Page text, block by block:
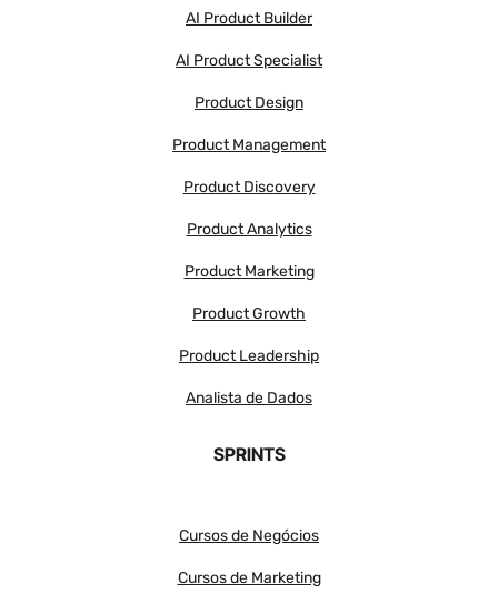
AI Product Builder
AI Product Specialist
Product Design
Product Management
Product Discovery
Product Analytics
Product Marketing
Product Growth
Product Leadership
Analista de Dados
SPRINTS
Cursos de Negócios
Cursos de Marketing